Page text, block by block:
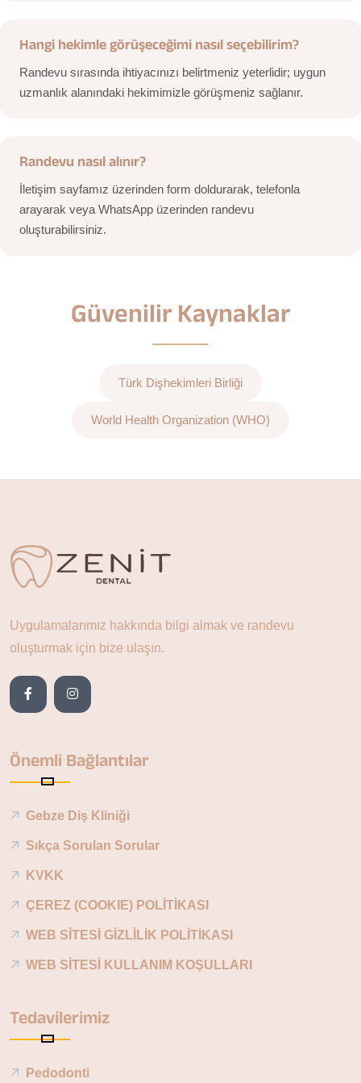
Hangi hekimle görüşeceğimi nasıl seçebilirim?
Randevu sırasında ihtiyacınızı belirtmeniz yeterlidir; uygun
uzmanlık alanındaki hekimimizle görüşmeniz sağlanır.
Randevu nasıl alınır?
İletişim sayfamız üzerinden form doldurarak, telefonla
arayarak veya WhatsApp üzerinden randevu
oluşturabilirsiniz.
Güvenilir Kaynaklar
Türk Dişhekimleri Birliği
World Health Organization (WHO)
Uygulamalarımız hakkında bilgi almak ve randevu
oluşturmak için bize ulaşın.
Önemli Bağlantılar
Gebze Diş Kliniği
Sıkça Sorulan Sorular
KVKK
ÇEREZ (COOKIE) POLİTİKASI
WEB SİTESİ GİZLİLİK POLİTİKASI
WEB SİTESİ KULLANIM KOŞULLARI
Tedavilerimiz
Pedodonti